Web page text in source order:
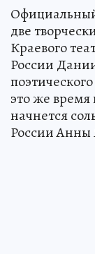
две
Краевого
России
это же
начнется
России